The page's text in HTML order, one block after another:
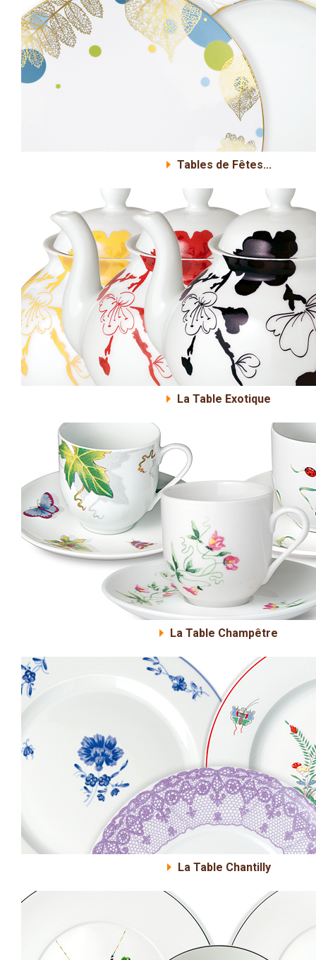
Tables de Fêtes...
La Table Exotique
La Table Champêtre
La Table Chantilly